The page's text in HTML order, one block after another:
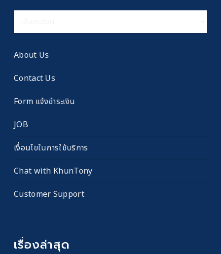
เรื่อง
About Us
Contact Us
Form แจ้งชำระเงิน
JOB
เงื่อนไขในการใช้บริการ
Chat with KhunTony
Customer Support
เรื่องล่าสุด